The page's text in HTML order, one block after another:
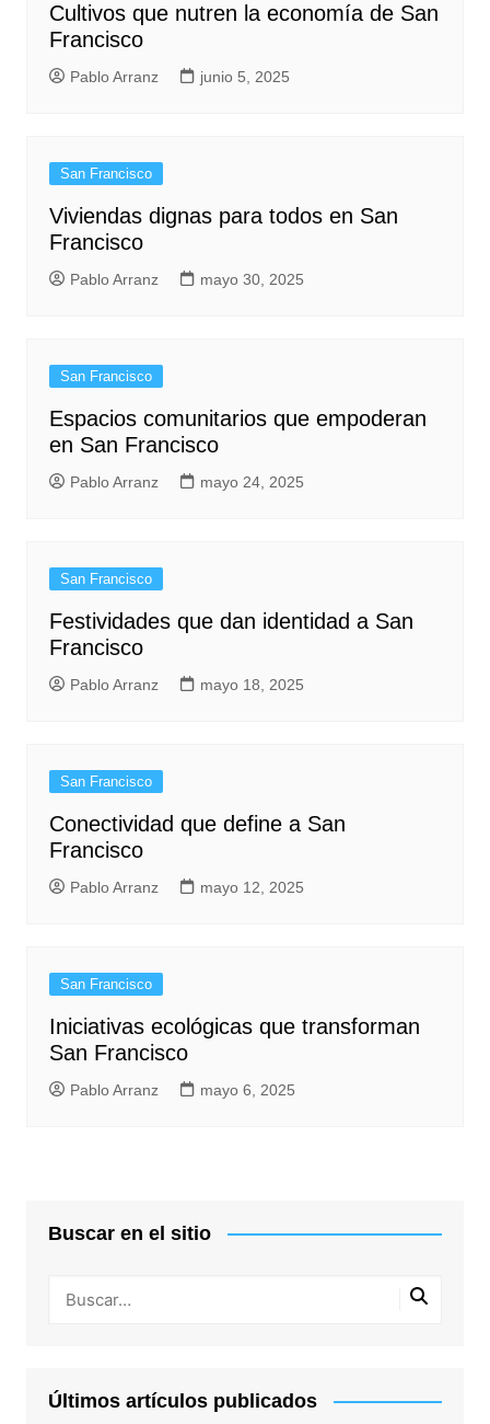
Cultivos que nutren la economía de San
Francisco
Pablo Arranz junio 5, 2025
San Francisco
Viviendas dignas para todos en San
Francisco
Pablo Arranz mayo 30, 2025
San Francisco
Espacios comunitarios que empoderan
en San Francisco
Pablo Arranz mayo 24, 2025
San Francisco
Festividades que dan identidad a San
Francisco
Pablo Arranz mayo 18, 2025
San Francisco
Conectividad que define a San
Francisco
Pablo Arranz mayo 12, 2025
San Francisco
Iniciativas ecológicas que transforman
San Francisco
Pablo Arranz mayo 6, 2025
Buscar en el sitio
Últimos artículos publicados